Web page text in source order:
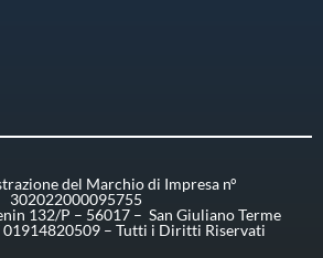
del Marchio di Impresa n°
302022000095755
132/P – 56017 – San Giuliano Terme
01914820509 – Tutti i Diritti Riservati